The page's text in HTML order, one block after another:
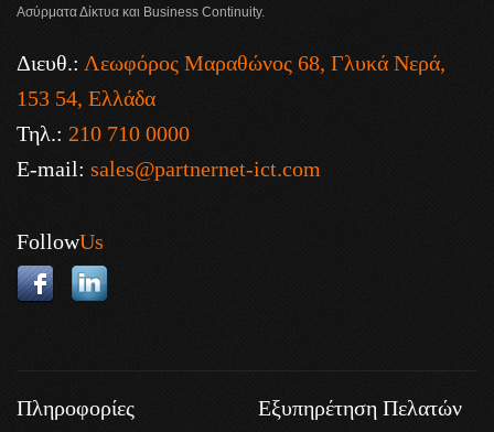
Ασύρματα Δίκτυα και Business Continuity.
Διευθ.: Λεωφόρος Μαραθώνος 68, Γλυκά Νερά,
153 54, Ελλάδα
Τηλ.: 210 710 0000
E-mail: sales@partnernet-ict.com
FollowUs
Πληροφορίες Εξυπηρέτηση Πελατών